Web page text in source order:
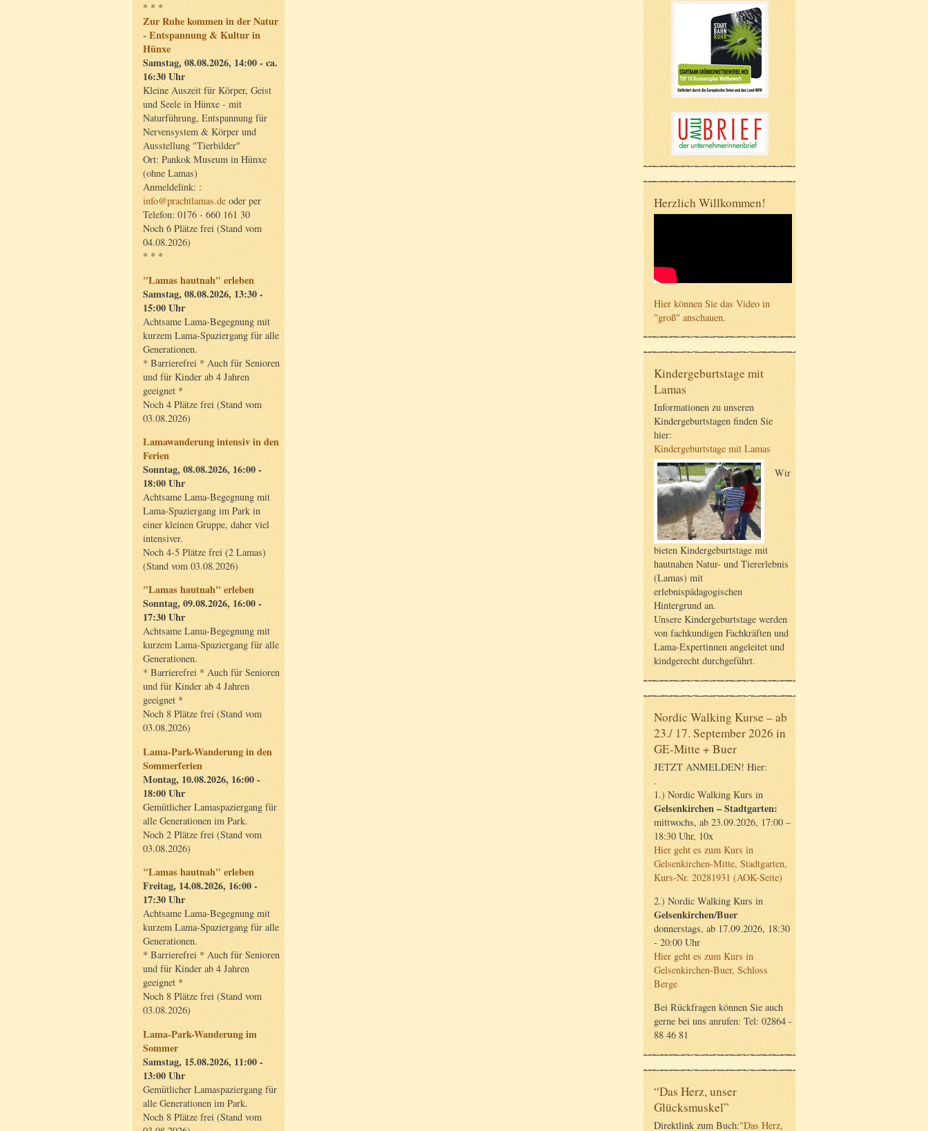
* * *
Zur Ruhe kommen in der Natur
- Entspannung & Kultur in
Hünxe
Samstag, 08.08.2026, 14:00 - ca.
16:30 Uhr
Kleine Auszeit für Körper, Geist
und Seele in Hünxe - mit
Naturführung, Entspannung für
Nervensystem & Körper und
Ausstellung "Tierbilder"
Ort: Pankok Museum in Hünxe
(ohne Lamas)
Anmeldelink: :
info@prachtlamas.de oder per
Telefon: 0176 - 660 161 30
Noch 6 Plätze frei (Stand vom
04.08.2026)
* * *
"Lamas hautnah" erleben
Samstag, 08.08.2026, 13:30 -
15:00 Uhr
Achtsame Lama-Begegnung mit
kurzem Lama-Spaziergang für alle
Generationen.
* Barrierefrei * Auch für Senioren
und für Kinder ab 4 Jahren
geeignet *
Noch 4 Plätze frei (Stand vom
03.08.2026)
Lamawanderung intensiv in den
Ferien
Sonntag, 08.08.2026, 16:00 -
18:00 Uhr
Achtsame Lama-Begegnung mit
Lama-Spaziergang im Park in
einer kleinen Gruppe, daher viel
intensiver.
Noch 4-5 Plätze frei (2 Lamas)
(Stand vom 03.08.2026)
"Lamas hautnah" erleben
Sonntag, 09.08.2026, 16:00 -
17:30 Uhr
Achtsame Lama-Begegnung mit
kurzem Lama-Spaziergang für alle
Generationen.
* Barrierefrei * Auch für Senioren
und für Kinder ab 4 Jahren
geeignet *
Noch 8 Plätze frei (Stand vom
03.08.2026)
Lama-Park-Wanderung in den
Sommerferien
Montag, 10.08.2026, 16:00 -
18:00 Uhr
Gemütlicher Lamaspaziergang für
alle Generationen im Park.
Noch 2 Plätze frei (Stand vom
03.08.2026)
"Lamas hautnah" erleben
Freitag, 14.08.2026, 16:00 -
17:30 Uhr
Achtsame Lama-Begegnung mit
kurzem Lama-Spaziergang für alle
Generationen.
* Barrierefrei * Auch für Senioren
und für Kinder ab 4 Jahren
geeignet *
Noch 8 Plätze frei (Stand vom
03.08.2026)
Lama-Park-Wanderung im
Sommer
Samstag, 15.08.2026, 11:00 -
13:00 Uhr
Gemütlicher Lamaspaziergang für
alle Generationen im Park.
Noch 8 Plätze frei (Stand vom
Herzlich Willkommen!
Hier können Sie das Video in
"groß" anschauen.
Kindergeburtstage mit
Lamas
Informationen zu unseren
Kindergeburtstagen finden Sie
hier:
Kindergeburtstage mit Lamas
Wir
bieten Kindergeburtstage mit
hautnahen Natur- und Tiererlebnis
(Lamas) mit
erlebnispädagogischen
Hintergrund an.
Unsere Kindergeburtstage werden
von fachkundigen Fachkräften und
Lama-Expertinnen angeleitet und
kindgerecht durchgeführt.
Nordic Walking Kurse – ab
23./ 17. September 2026 in
GE-Mitte + Buer
JETZT ANMELDEN! Hier:
.
1.) Nordic Walking Kurs in
Gelsenkirchen – Stadtgarten:
mittwochs, ab 23.09.2026, 17:00 –
18:30 Uhr, 10x
Hier geht es zum Kurs in
Gelsenkirchen-Mitte, Stadtgarten,
Kurs-Nr. 20281931 (AOK-Seite)
2.) Nordic Walking Kurs in
Gelsenkirchen/Buer
donnerstags, ab 17.09.2026, 18:30
- 20:00 Uhr
Hier geht es zum Kurs in
Gelsenkirchen-Buer, Schloss
Berge
Bei Rückfragen können Sie auch
gerne bei uns anrufen: Tel: 02864 -
88 46 81
“Das Herz, unser
Glücksmuskel”
Direktlink zum Buch:"Das Herz,